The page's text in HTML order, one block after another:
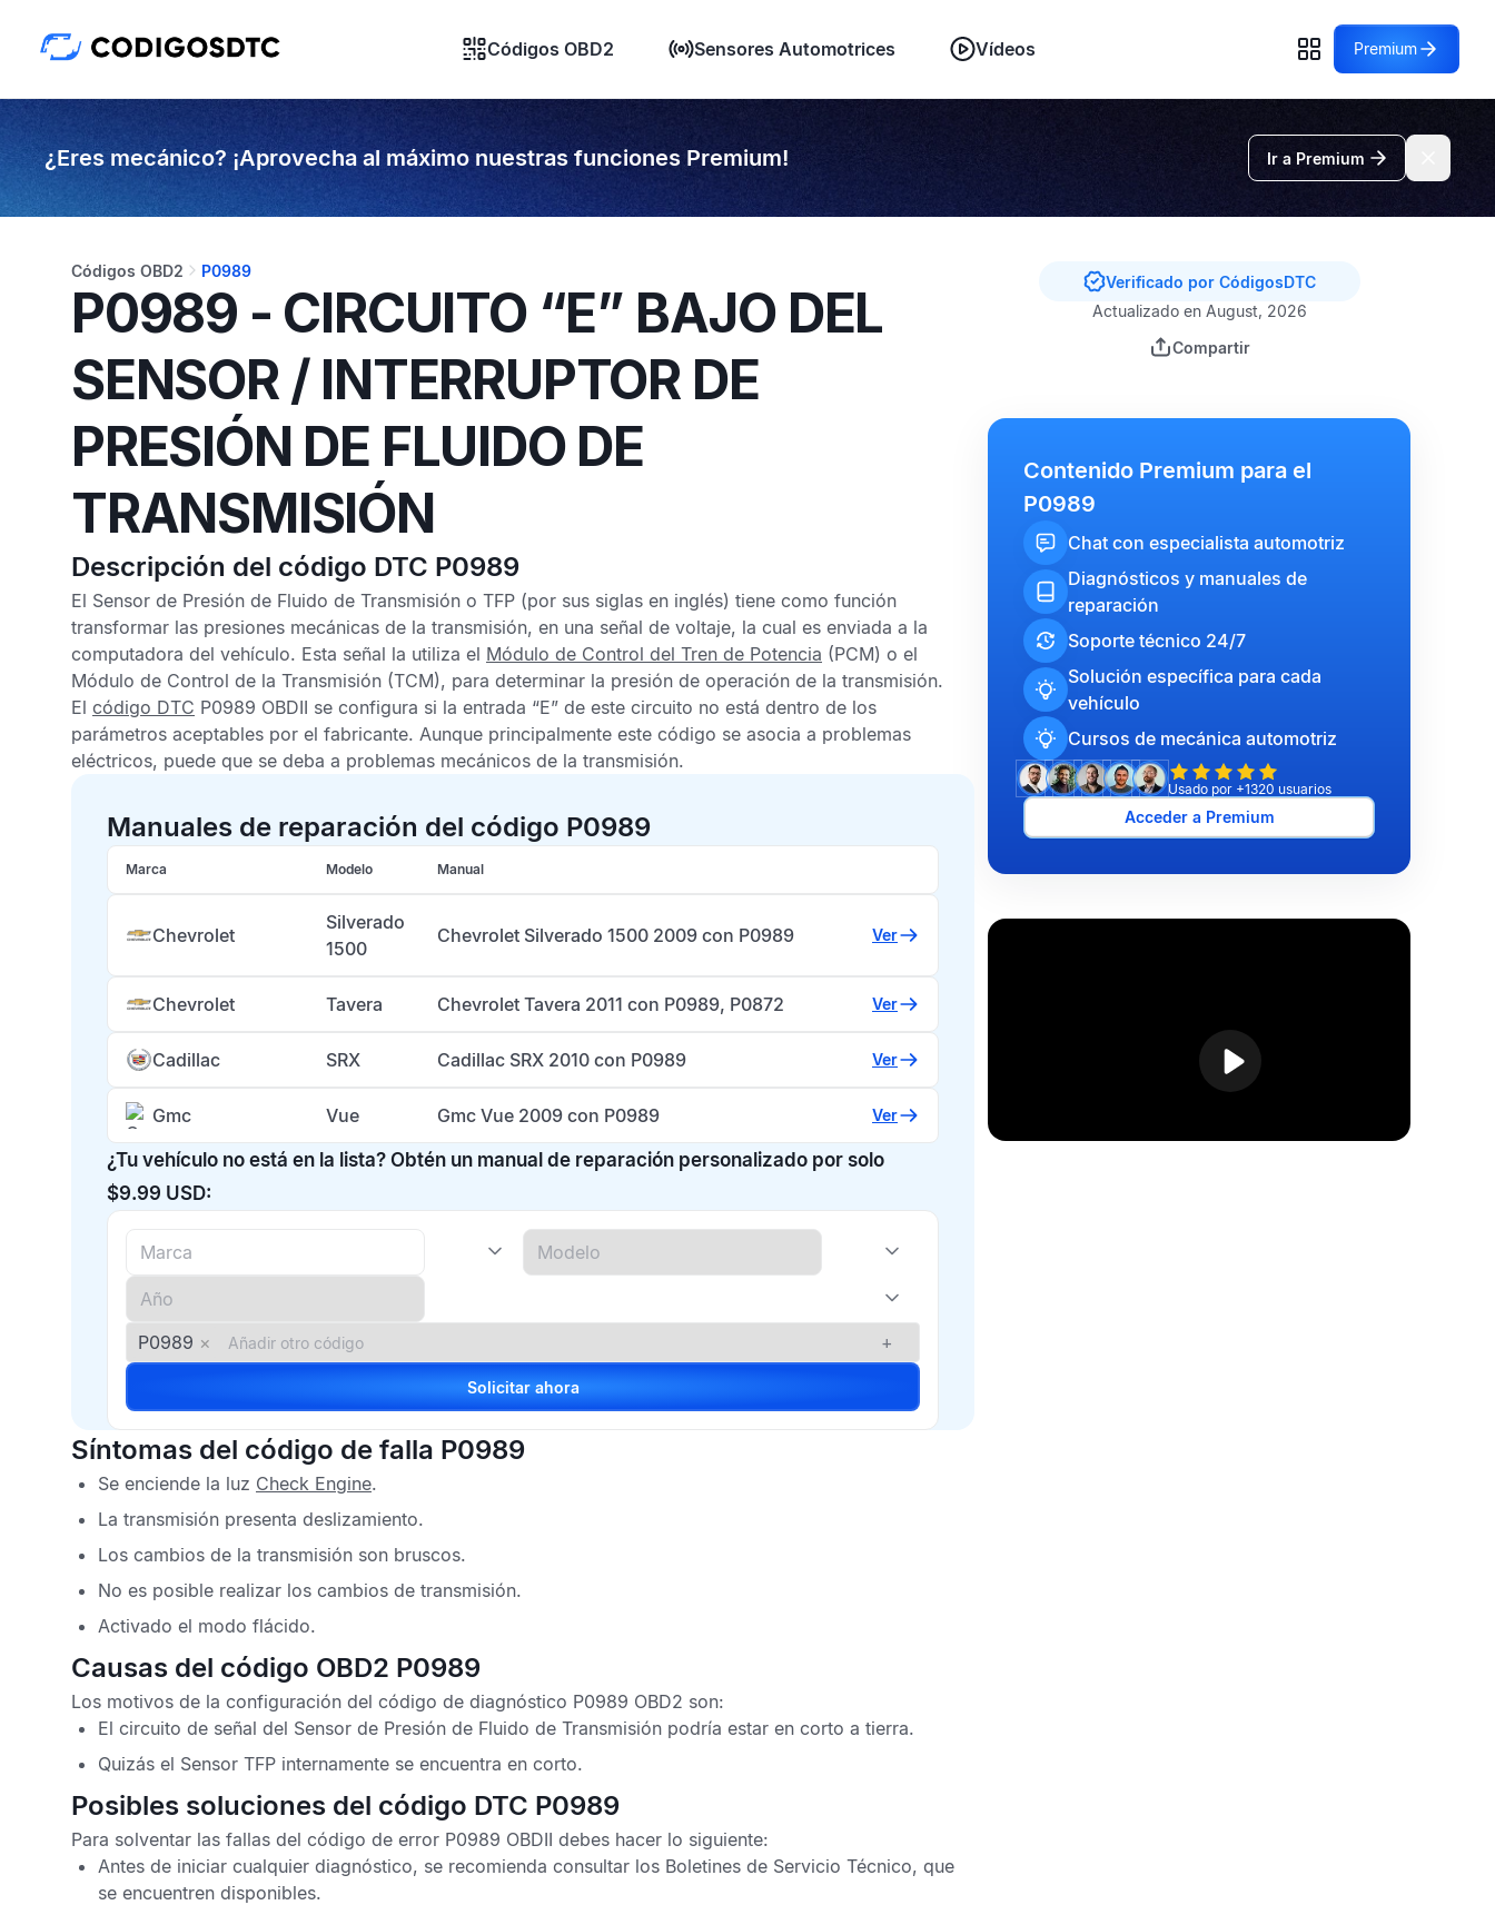
Códigos OBD2 Sensores Automotrices Vídeos Premium
¿Eres mecánico? ¡Aprovecha al máximo nuestras funciones Premium! Ir a Premium
Códigos OBD2 P0989
P0989 - CIRCUITO “E” BAJO DEL
SENSOR / INTERRUPTOR DE
PRESIÓN DE FLUIDO DE
TRANSMISIÓN
Descripción del código DTC P0989
El Sensor de Presión de Fluido de Transmisión o TFP (por sus siglas en inglés) tiene como función
transformar las presiones mecánicas de la transmisión, en una señal de voltaje, la cual es enviada a la
computadora del vehículo. Esta señal la utiliza el Módulo de Control del Tren de Potencia (PCM) o el
Módulo de Control de la Transmisión (TCM), para determinar la presión de operación de la transmisión.
El código DTC P0989 OBDII se configura si la entrada “E” de este circuito no está dentro de los
parámetros aceptables por el fabricante. Aunque principalmente este código se asocia a problemas
eléctricos, puede que se deba a problemas mecánicos de la transmisión.
Manuales de reparación del código P0989
Marca Modelo Manual
Chevrolet
Silverado
1500
Chevrolet Silverado 1500 2009 con P0989 Ver
Chevrolet Tavera Chevrolet Tavera 2011 con P0989, P0872 Ver
Cadillac SRX Cadillac SRX 2010 con P0989 Ver
Gmc Vue Gmc Vue 2009 con P0989 Ver
¿Tu vehículo no está en la lista? Obtén un manual de reparación personalizado por solo
$9.99 USD:
P0989 × +
Solicitar ahora
Síntomas del código de falla P0989
Se enciende la luz Check Engine.
La transmisión presenta deslizamiento.
Los cambios de la transmisión son bruscos.
No es posible realizar los cambios de transmisión.
Activado el modo flácido.
Causas del código OBD2 P0989
Los motivos de la configuración del código de diagnóstico P0989 OBD2 son:
El circuito de señal del Sensor de Presión de Fluido de Transmisión podría estar en corto a tierra.
Quizás el Sensor TFP internamente se encuentra en corto.
Posibles soluciones del código DTC P0989
Para solventar las fallas del código de error P0989 OBDII debes hacer lo siguiente:
Antes de iniciar cualquier diagnóstico, se recomienda consultar los Boletines de Servicio Técnico, que
se encuentren disponibles.
Verificado por CódigosDTC
Actualizado en August, 2026
Compartir
Contenido Premium para el
P0989
Chat con especialista automotriz
Diagnósticos y manuales de
reparación
Soporte técnico 24/7
Solución específica para cada
vehículo
Cursos de mecánica automotriz
Usado por +1320 usuarios
Acceder a Premium